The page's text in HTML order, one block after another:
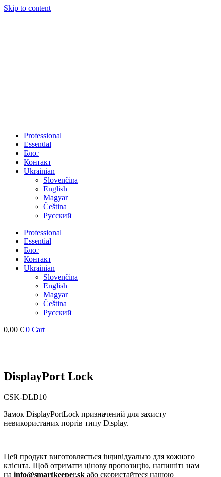
Skip to content
Professional
Essential
Блог
Контакт
Ukrainian
Slovenčina
English
Magyar
Čeština
Русский
Professional
Essential
Блог
Контакт
Ukrainian
Slovenčina
English
Magyar
Čeština
Русский
0,00 € 0 Cart
DisplayPort Lock
CSK-DLD10
Замок DisplayPortLock призначений для захисту
невикористаних портів типу Display.
Цей продукт виготовляється індивідуально для кожного
клієнта. Щоб отримати цінову пропозицію, напишіть нам
на info@smartkeeper.sk або скористайтеся нашою